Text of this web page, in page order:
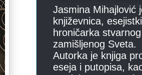
Jasmina Mihajlović
književnica,
hroničarka
zamišljenog Sveta.
Autorka je knjiga
eseja i putopisa,